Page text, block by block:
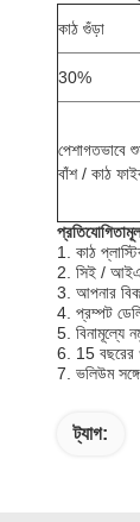
কাঠ গুঁড়া
30%
পেশাগতভাবে
বাঁশ / কাঠ
1. কাঠ
2. সিই /
3. আপনার
4. প্রম্পট
5. বিনামূল্যে
6. 15 বছরের
7. ভলিউম
ট্যাগ: